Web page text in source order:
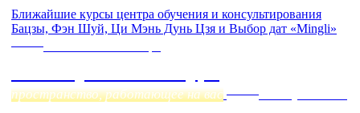
Ближайшие курсы центра обучения и консультирования
Бацзы, Фэн Шуй, Ци Мэнь Дунь Цзя и Выбор дат «Mingli»
пространство, работающее на вас